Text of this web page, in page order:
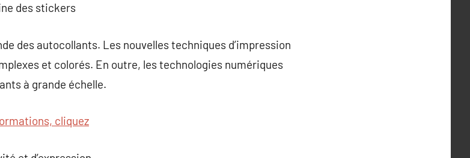
des stickers
des autocollants. Les nouvelles techniques d’impression
et colorés. En outre, les technologies numériques
à grande échelle.
cliquez